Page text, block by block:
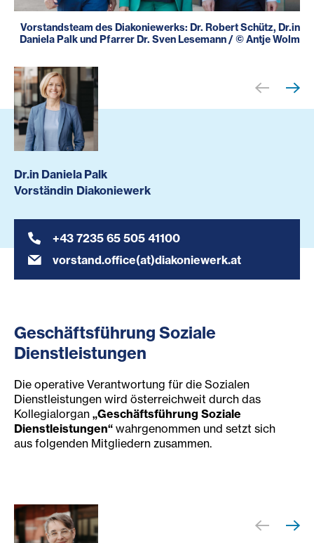
Vorstandsteam des Diakoniewerks: Dr. Robert Schütz, Dr.in
Daniela Palk und Pfarrer Dr. Sven Lesemann/©Antje Wolm
Dr.in Daniela Palk
Vorständin Diakoniewerk
+43 7235 65 505 41100
vorstand.office(at)diakoniewerk.at
Geschäftsführung Soziale
Dienstleistungen
Die operative Verantwortung für die Sozialen
Dienstleistungen wird österreichweit durch das
Kollegialorgan „Geschäftsführung Soziale
Dienstleistungen“ wahrgenommen und setzt sich
aus folgenden Mitgliedern zusammen.